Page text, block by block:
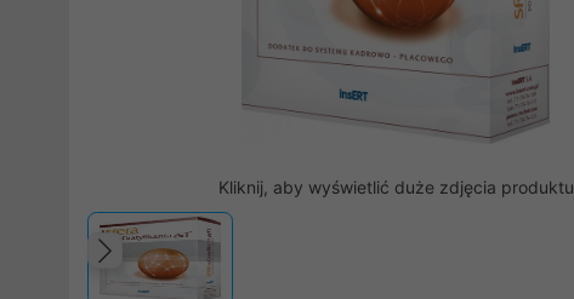
Kliknij, aby wyświetlić duże zdjęcia produktu
Poprzedni